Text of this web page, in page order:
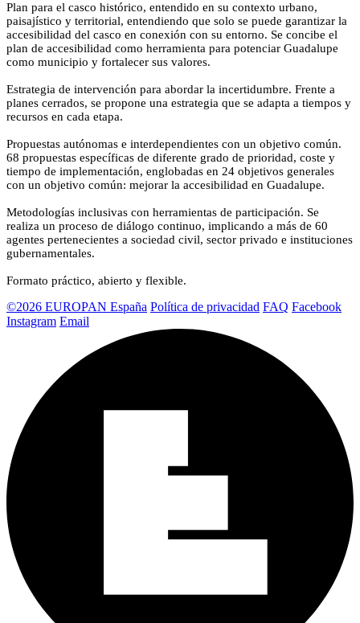
Plan para el casco histórico, entendido en su contexto urbano,
paisajístico y territorial, entendiendo que solo se puede garantizar la
accesibilidad del casco en conexión con su entorno. Se concibe el
plan de accesibilidad como herramienta para potenciar Guadalupe
como municipio y fortalecer sus valores.
Estrategia de intervención para abordar la incertidumbre. Frente a
planes cerrados, se propone una estrategia que se adapta a tiempos y
recursos en cada etapa.
Propuestas autónomas e interdependientes con un objetivo común.
68 propuestas específicas de diferente grado de prioridad, coste y
tiempo de implementación, englobadas en 24 objetivos generales
con un objetivo común: mejorar la accesibilidad en Guadalupe.
Metodologías inclusivas con herramientas de participación. Se
realiza un proceso de diálogo continuo, implicando a más de 60
agentes pertenecientes a sociedad civil, sector privado e instituciones
gubernamentales.
Formato práctico, abierto y flexible.
©2026 EUROPAN España Política de privacidad FAQ Facebook
Instagram Email